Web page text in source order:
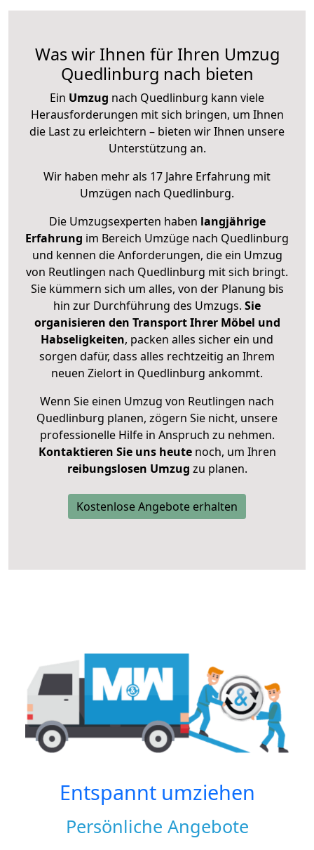
Was wir Ihnen für Ihren Umzug
Quedlinburg nach bieten
Ein Umzug nach Quedlinburg kann viele
Herausforderungen mit sich bringen, um Ihnen
die Last zu erleichtern – bieten wir Ihnen unsere
Unterstützung an.
Wir haben mehr als 17 Jahre Erfahrung mit
Umzügen nach Quedlinburg.
Die Umzugsexperten haben langjährige
Erfahrung im Bereich Umzüge nach Quedlinburg
und kennen die Anforderungen, die ein Umzug
von Reutlingen nach Quedlinburg mit sich bringt.
Sie kümmern sich um alles, von der Planung bis
hin zur Durchführung des Umzugs. Sie
organisieren den Transport Ihrer Möbel und
Habseligkeiten, packen alles sicher ein und
sorgen dafür, dass alles rechtzeitig an Ihrem
neuen Zielort in Quedlinburg ankommt.
Wenn Sie einen Umzug von Reutlingen nach
Quedlinburg planen, zögern Sie nicht, unsere
professionelle Hilfe in Anspruch zu nehmen.
Kontaktieren Sie uns heutenoch, um Ihren
reibungslosen Umzug zu planen.
Kostenlose Angebote erhalten
Entspannt umziehen
Persönliche Angebote